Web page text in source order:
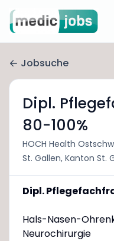
Jobsuche
Dipl.
80-100%
HOCH Health
St. Gallen, Kanton St.
Dipl.
Hals-Nasen-
Neurochirurgie